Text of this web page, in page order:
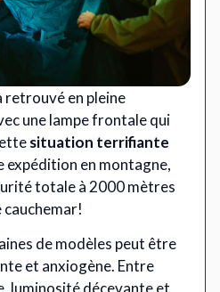
retrouvé en pleine
une lampe frontale qui
situation terrifiante
expédition en montagne,
totale à 2000 mètres
de modèles peut être
et anxiogène. Entre
luminosité décevante et